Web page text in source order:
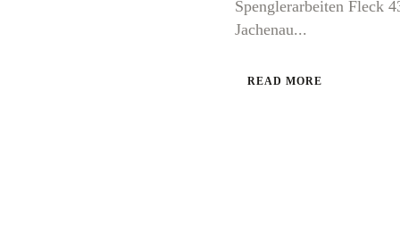
Spenglerarbeiten Fleck
Jachenau...
READ MORE